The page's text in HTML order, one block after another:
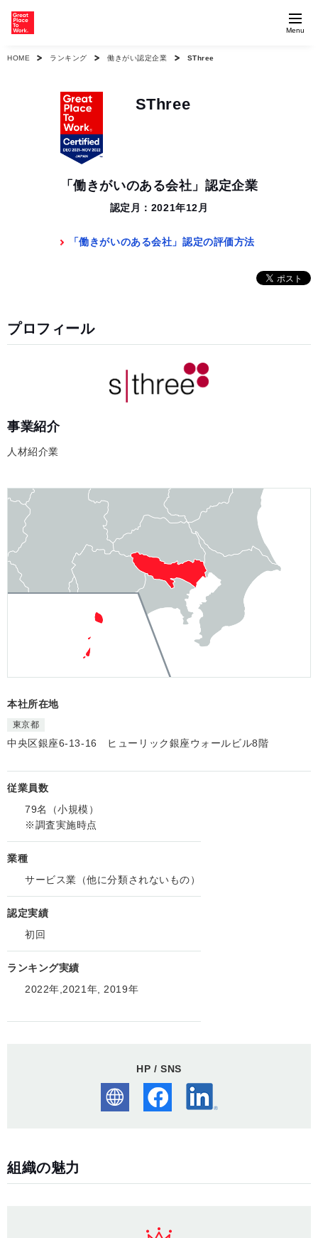
Menu
HOME ランキング 働きがい認定企業 SThree
SThree
「働きがいのある会社」認定企業
認定月：2021年12月
「働きがいのある会社」認定の評価方法
プロフィール
事業紹介
人材紹介業
本社所在地
東京都
中央区銀座6‐13‐16 ヒューリック銀座ウォールビル8階
従業員数
79名（小規模）
※調査実施時点
業種
サービス業（他に分類されないもの）
認定実績
初回
ランキング実績
2022年,2021年, 2019年
HP / SNS
組織の魅力